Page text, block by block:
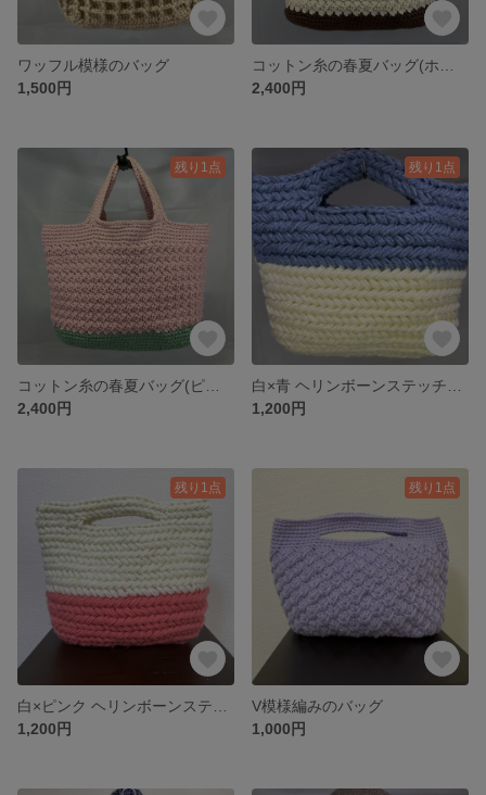
ワッフル模様のバッグ
1,500円
2,400円
残り1点
2,400円
残り1点
1,200円
残り1点
1,200円
残り1点
V模様編みのバッグ
1,000円